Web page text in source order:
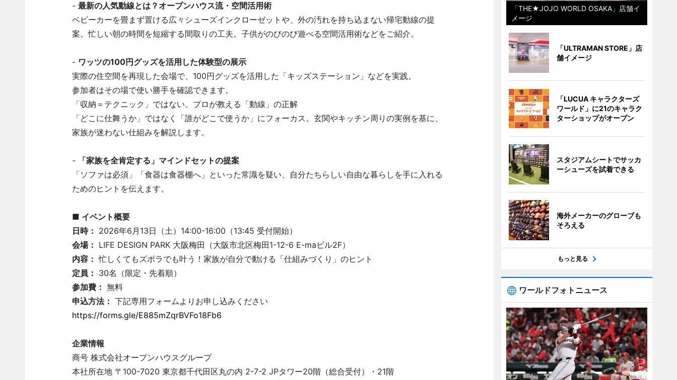
- 最新の人気動線とは？オープンハウス流・空間活用術
ベビーカーを畳まず置ける広々シューズインクローゼットや、外の汚れを持ち込まない帰宅動線の提
案。忙しい朝の時間を短縮する間取りの工夫。子供がのびのび遊べる空間活用術などをご紹介。
- ワッツの100円グッズを活用した体験型の展示
実際の住空間を再現した会場で、100円グッズを活用した「キッズステーション」などを実践。
参加者はその場で使い勝手を確認できます。
「収納＝テクニック」ではない。プロが教える「動線」の正解
「どこに仕舞うか」ではなく「誰がどこで使うか」にフォーカス。玄関やキッチン周りの実例を基に、
家族が迷わない仕組みを解説します。
-
「家族を全肯定する」マインドセットの提案
「ソファは必須」「食器は食器棚へ」といった常識を疑い、自分たちらしい自由な暮らしを手に入れる
ためのヒントを伝えます。
■ イベント概要
日時： 2026年6月13日（土）14:00-16:00（13:45 受付開始）
会場： LIFE DESIGN PARK 大阪梅田（大阪市北区梅田1-12-6 E-maビル2F）
内容： 忙しくてもズボラでも叶う！家族が自分で動ける「仕組みづくり」のヒント
定員： 30名（限定・先着順）
参加費： 無料
申込方法： 下記専用フォームよりお申し込みください
https://forms.gle/E885mZqrBVFo18Fb6
企業情報
商号 株式会社オープンハウスグループ
本社所在地 〒100-7020 東京都千代田区丸の内 2-7-2 JPタワー20階（総合受付）・21階
「THE★JOJO WORLD OSAKA」店舗イ
メージ
「ULTRAMAN STORE」店
舗イメージ
「LUCUA キャラクターズ
ワールド」に21のキャラク
ターショップがオープン
スタジアムシートでサッカ
ーシューズを試着できる
海外メーカーのグローブも
そろえる
もっと見る
ワールドフォトニュース